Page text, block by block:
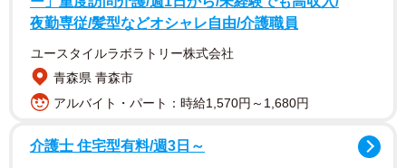
夜勤専従/髪型などオシャレ自由/介護職員
ユースタイルラボラトリー株式会社
青森県 青森市
アルバイト・パート：時給1,570円～1,680円
介護士 住宅型有料/週3日～